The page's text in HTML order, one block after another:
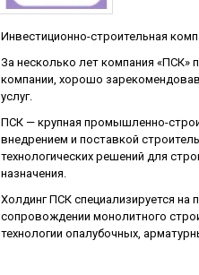
Инвестиционно-строительная
За несколько лет компания
компании, хорошо
услуг.
ПСК — крупная промышленно-
внедрением и поставкой
технологических решений для
назначения.
Холдинг ПСК специализируется на
сопровождении монолитного
технологии опалубочных,